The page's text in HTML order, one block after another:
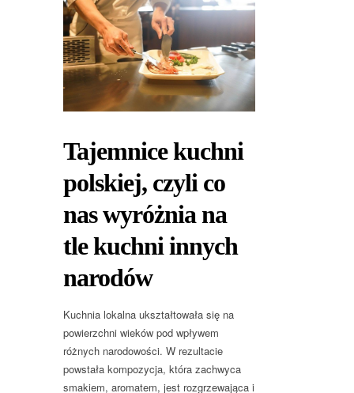
Tajemnice kuchni
polskiej, czyli co
nas wyróżnia na
tle kuchni innych
narodów
Kuchnia lokalna ukształtowała się na
powierzchni wieków pod wpływem
różnych narodowości. W rezultacie
powstała kompozycja, która zachwyca
smakiem, aromatem, jest rozgrzewająca i